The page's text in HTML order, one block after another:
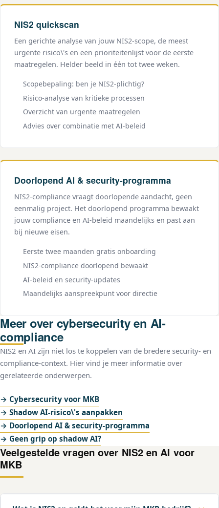
NIS2 quickscan
Een gerichte analyse van jouw NIS2-scope, de meest
urgente risico\'s en een prioriteitenlijst voor de eerste
maatregelen. Helder beeld in één tot twee weken.
Scopebepaling: ben je NIS2-plichtig?
Risico-analyse van kritieke processen
Overzicht van urgente maatregelen
Advies over combinatie met AI-beleid
Doorlopend AI & security-programma
NIS2-compliance vraagt doorlopende aandacht, geen
eenmalig project. Het doorlopend programma bewaakt
jouw compliance en AI-beleid maandelijks en past aan
bij nieuwe eisen.
Eerste twee maanden gratis onboarding
NIS2-compliance doorlopend bewaakt
AI-beleid en security-updates
Maandelijks aanspreekpunt voor directie
Meer over cybersecurity en AI-
compliance
NIS2 en AI zijn niet los te koppelen van de bredere security- en
compliance-context. Hier vind je meer informatie over
gerelateerde onderwerpen.
→ Cybersecurity voor MKB
→ Shadow AI-risico\'s aanpakken
→ Doorlopend AI & security-programma
→ Geen grip op shadow AI?
Veelgestelde vragen over NIS2 en AI voor
MKB